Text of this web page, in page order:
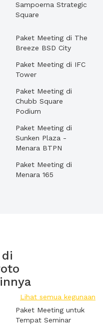
Sampoerna Strategic
Square
Paket Meeting di The
Breeze BSD City
Paket Meeting di IFC
Tower
Paket Meeting di
Chubb Square
Podium
Paket Meeting di
Sunken Plaza -
Menara BTPN
Paket Meeting di
Menara 165
Lihat semua kegunaan
Paket Meeting untuk
Tempat Seminar